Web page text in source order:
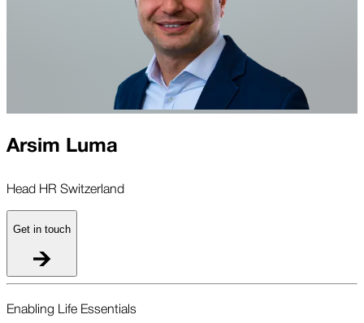
Arsim Luma
Head HR Switzerland
Get in touch
Enabling Life Essentials